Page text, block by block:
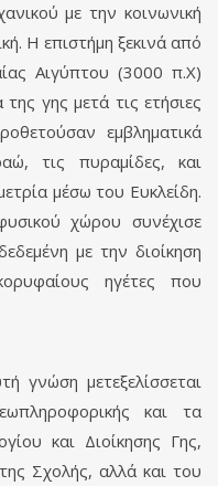
με την κοινωνική
Η επιστήμη ξεκινά από
Αιγύπτου (3000 π.Χ)
γης μετά τις ετήσιες
εμβληματικά
τις πυραμίδες, και
μέσω του Ευκλείδη.
χώρου συνέχισε
με την διοίκηση
ηγέτες που
γνώση μετεξελίσσεται
και τα
και Διοίκησης Γης,
Σχολής, αλλά και του